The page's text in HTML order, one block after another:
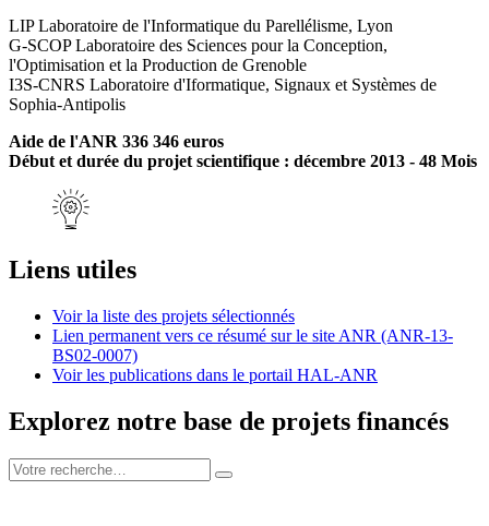
LIP Laboratoire de l'Informatique du Parellélisme, Lyon
G-SCOP Laboratoire des Sciences pour la Conception,
l'Optimisation et la Production de Grenoble
I3S-CNRS Laboratoire d'Iformatique, Signaux et Systèmes de
Sophia-Antipolis
Aide de l'ANR 336 346 euros
Début et durée du projet scientifique : décembre 2013 - 48 Mois
Liens utiles
Voir la liste des projets sélectionnés
Lien permanent vers ce résumé sur le site ANR (ANR-13-
BS02-0007)
Voir les publications dans le portail HAL-ANR
Explorez notre base de projets financés